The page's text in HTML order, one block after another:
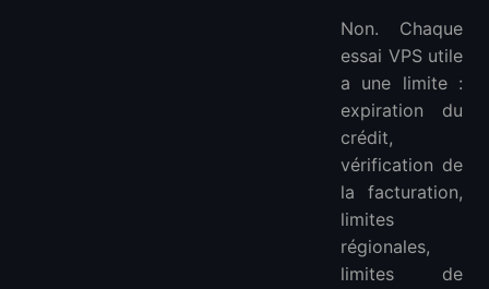
Non. Chaque
essai VPS utile
a une limite :
expiration du
crédit,
vérification de
la facturation,
limites
régionales,
limites de